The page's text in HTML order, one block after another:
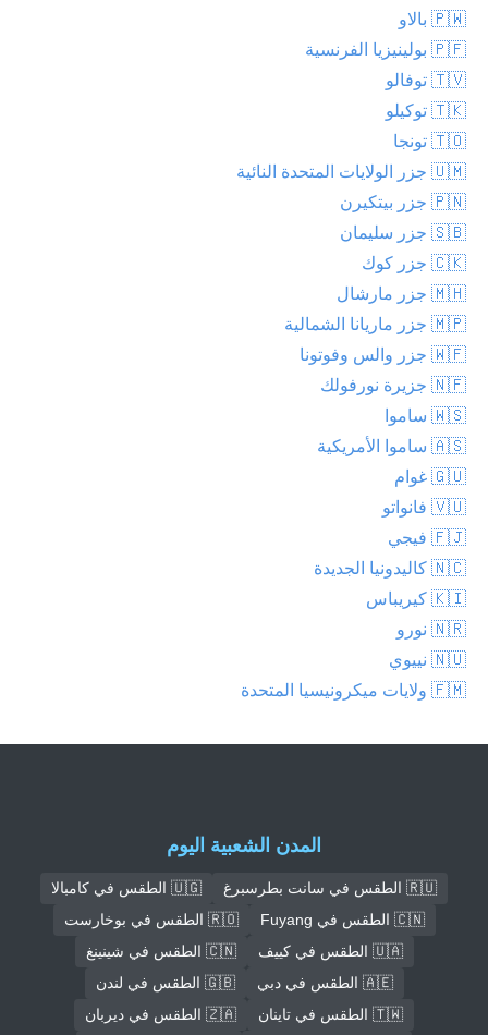
🇵🇼 بالاو
🇵🇫 بولينيزيا الفرنسية
🇹🇻 توفالو
🇹🇰 توكيلو
🇹🇴 تونجا
🇺🇲 جزر الولايات المتحدة النائية
🇵🇳 جزر بيتكيرن
🇸🇧 جزر سليمان
🇨🇰 جزر كوك
🇲🇭 جزر مارشال
🇲🇵 جزر ماريانا الشمالية
🇼🇫 جزر والس وفوتونا
🇳🇫 جزيرة نورفولك
🇼🇸 ساموا
🇦🇸 ساموا الأمريكية
🇬🇺 غوام
🇻🇺 فانواتو
🇫🇯 فيجي
🇳🇨 كاليدونيا الجديدة
🇰🇮 كيريباس
🇳🇷 نورو
🇳🇺 نييوي
🇫🇲 ولايات ميكرونيسيا المتحدة
المدن الشعبية اليوم
🇷🇺 الطقس في سانت بطرسبرغ
🇺🇬 الطقس في كامبالا
🇨🇳 الطقس في Fuyang
🇷🇴 الطقس في بوخارست
🇺🇦 الطقس في كييف
🇨🇳 الطقس في شينينغ
🇦🇪 الطقس في دبي
🇬🇧 الطقس في لندن
🇹🇼 الطقس في تاينان
🇿🇦 الطقس في ديربان